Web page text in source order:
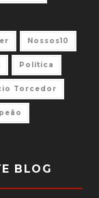
Nossos10
Política
Torcedor
BLOG